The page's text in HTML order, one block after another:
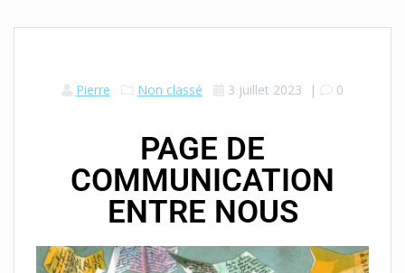
Pierre Non classé 3 juillet 2023 | 0
PAGE DE
COMMUNICATION
ENTRE NOUS